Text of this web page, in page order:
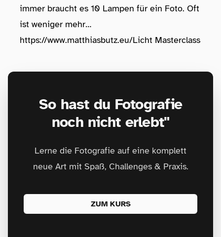
immer braucht es 10 Lampen für ein Foto. Oft
ist weniger mehr…
https://www.matthiasbutz.eu/Licht Masterclass
So hast du Fotografie
noch nicht erlebt"
Lerne die Fotografie auf eine komplett
neue Art mit Spaß, Challenges & Praxis.
ZUM KURS